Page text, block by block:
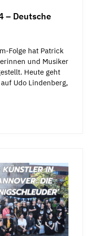
– Deutsche
Folge hat Patrick
und Musiker
Heute geht
Udo Lindenberg,